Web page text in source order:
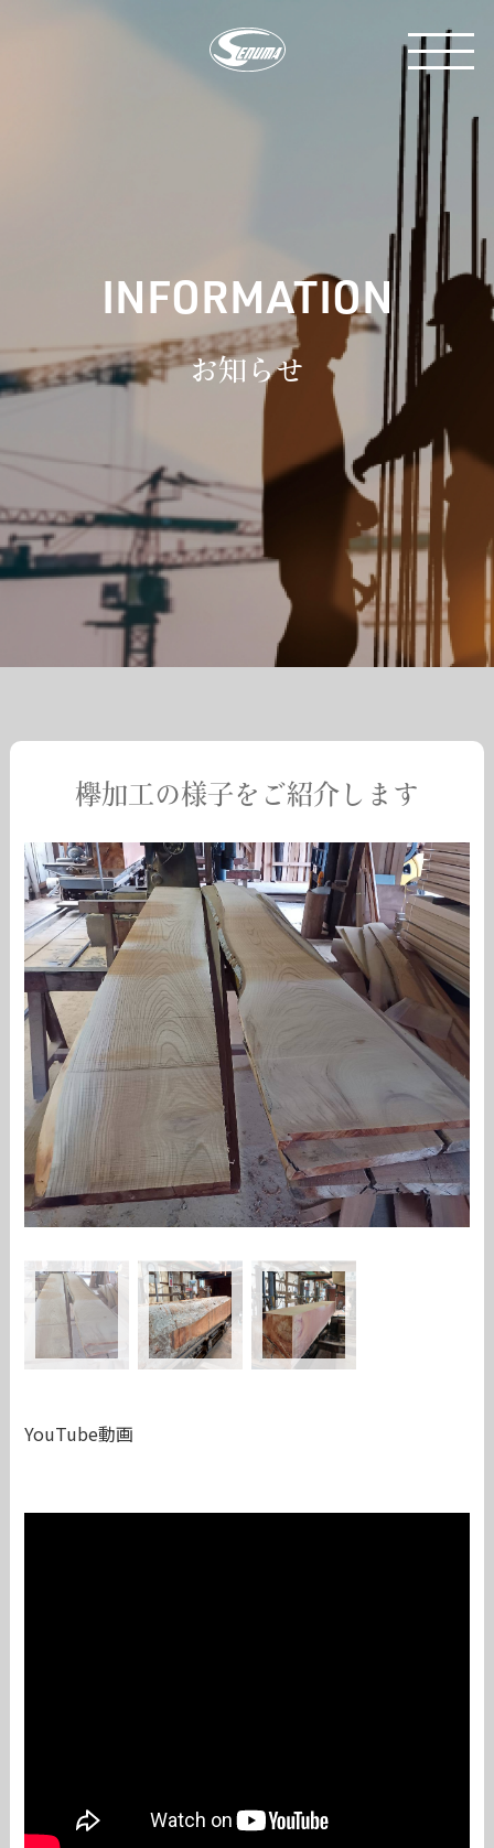
INFORMATION
お知らせ
欅加工の様子をご紹介します
YouTube動画